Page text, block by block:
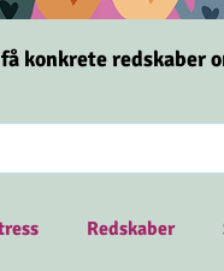
konkrete redskaber
Redskaber